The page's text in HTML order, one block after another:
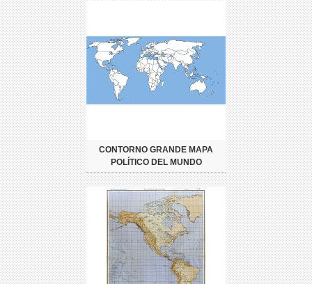
CONTORNO GRANDE MAPA
POLÍTICO DEL MUNDO